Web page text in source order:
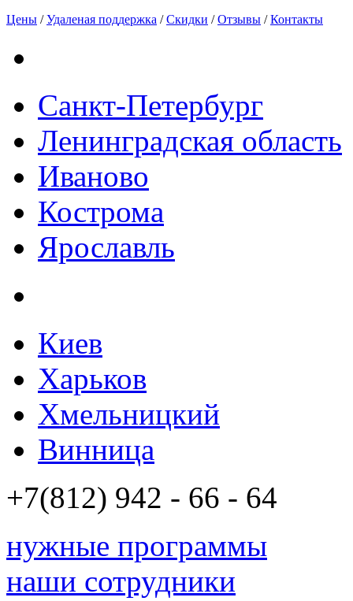
Цены /Удаленая поддержка /Скидки /Отзывы /Контакты
Санкт-Петербург
Ленинградская область
Иваново
Кострома
Ярославль
Киев
Харьков
Хмельницкий
Винница
+7(812) 942 - 66 - 64
нужные программы
наши сотрудники